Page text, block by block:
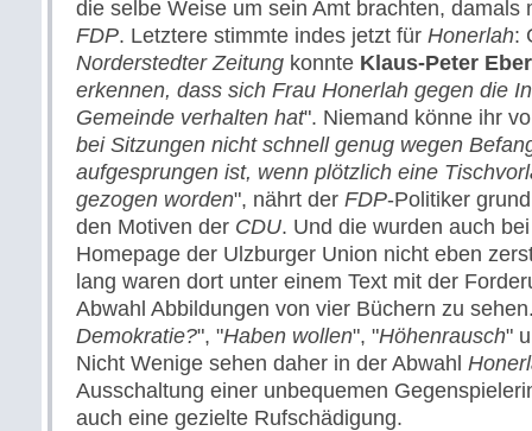
die selbe Weise um sein Amt brachten, damals
FDP. Letztere stimmte indes jetzt für Honerlah:
Norderstedter Zeitung konnte Klaus-Peter
erkennen, dass sich Frau Honerlah gegen die
Gemeinde verhalten hat". Niemand könne ihr
bei Sitzungen nicht schnell genug wegen
aufgesprungen ist, wenn plötzlich eine
gezogen worden", nährt der FDP-Politiker
den Motiven der CDU. Und die wurden auch
Homepage der Ulzburger Union nicht eben
lang waren dort unter einem Text mit der
Abwahl Abbildungen von vier Büchern zu
Demokratie?", "Haben wollen", "Höhenrausch"
Nicht Wenige sehen daher in der Abwahl
Ausschaltung einer unbequemen
auch eine gezielte Rufschädigung.